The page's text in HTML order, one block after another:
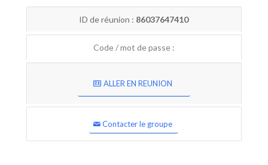
ID de réunion : 86037647410
Code / mot de passe :
ALLER EN REUNION
Contacter le groupe